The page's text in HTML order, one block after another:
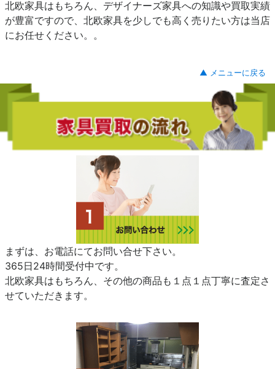
北欧家具はもちろん、デザイナーズ家具への知識や買取実績
が豊富ですので、北欧家具を少しでも高く売りたい方は当店
にお任せください。。
▲ メニューに戻る
まずは、お電話にてお問い合せ下さい。
365日24時間受付中です。
北欧家具はもちろん、その他の商品も１点１点丁寧に査定さ
せていただきます。